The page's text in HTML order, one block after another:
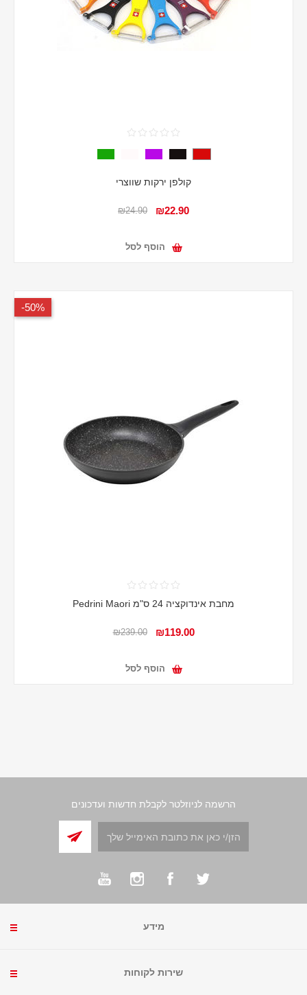
קולפן ירקות שווצרי
₪22.90
₪24.90
הוסף לסל
50%-
מחבת אינדוקציה 24 ס"מ Pedrini Maori
₪119.00
₪239.00
הוסף לסל
הרשמה לניוזלטר לקבלת חדשות ועדכונים
מידע
שירות לקוחות